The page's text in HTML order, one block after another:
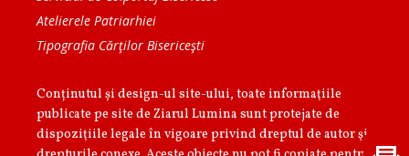
Atelierele Patriarhiei
Tipografia Cărţilor Bisericeşti
Conținutul și design-ul site-ului, toate informaţiile
publicate pe site de Ziarul Lumina sunt protejate de
dispoziţiile legale în vigoare privind dreptul de autor şi